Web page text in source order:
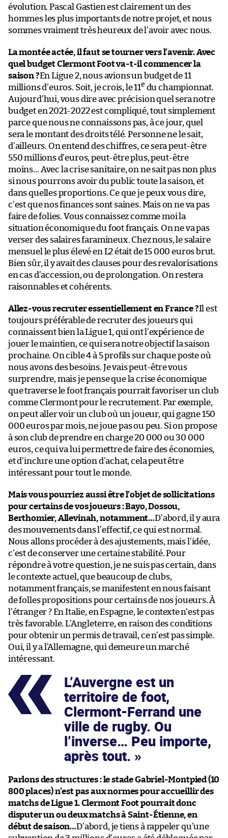
évolution. Pascal Gastien est clairement un des
hommes les plus importants de notre projet, et nous
sommes vraiment très heureux de l’avoir avec nous.
La montée actée, il faut se tourner vers l’avenir. Avec
quel budget Clermont Foot va-t-il commencer la
saison ?En Ligue 2, nous avions un budget de 11
millions d’euros. Soit, je crois, le 11e du championnat.
Aujourd’hui, vous dire avec précision quel sera notre
budget en 2021-2022 est compliqué, tout simplement
parce que nous ne connaissons pas, à ce jour, quel
sera le montant des droits télé. Personne ne le sait,
d’ailleurs. On entend des chiffres, ce sera peut-être
550 millions d’euros, peut-être plus, peut-être
moins… Avec la crise sanitaire, on ne sait pas non plus
si nous pourrons avoir du public toute la saison, et
dans quelles proportions. Ce que je peux vous dire,
c’est que nos finances sont saines. Mais on ne va pas
faire de folies. Vous connaissez comme moi la
situation économique du foot français. On ne va pas
verser des salaires faramineux. Chez nous, le salaire
mensuel le plus élevé en L2 était de 15 000 euros brut.
Bien sûr, il y avait des clauses pour des revalorisations
en cas d’accession, ou de prolongation. On restera
raisonnables et cohérents.
Allez-vous recruter essentiellement en France ?Il est
toujours préférable de recruter des joueurs qui
connaissent bien la Ligue 1, qui ont l’expérience de
jouer le maintien, ce qui sera notre objectif la saison
prochaine. On cible 4 à 5 profils sur chaque poste où
nous avons des besoins. Je vais peut-être vous
surprendre, mais je pense que la crise économique
que traverse le foot français pourrait favoriser un club
comme Clermont pour le recrutement. Par exemple,
on peut aller voir un club où un joueur, qui gagne 150
000 euros par mois, ne joue pas ou peu. Si on propose
à son club de prendre en charge 20 000 ou 30 000
euros, ce qui va lui permettre de faire des économies,
et d’inclure une option d’achat, cela peut être
intéressant pour tout le monde.
Mais vous pourriez aussi être l’objet de sollicitations
pour certains de vos joueurs : Bayo, Dossou,
Berthomier, Allevinah, notamment…D’abord, il y aura
des mouvements dans l’effectif, ce qui est normal.
Nous allons procéder à des ajustements, mais l’idée,
c’est de conserver une certaine stabilité. Pour
répondre à votre question, je ne suis pas certain, dans
le contexte actuel, que beaucoup de clubs,
notamment français, se manifestent en nous faisant
de folles propositions pour certains de nos joueurs. À
l’étranger ? En Italie, en Espagne, le contexte n’est pas
très favorable. L’Angleterre, en raison des conditions
pour obtenir un permis de travail, ce n’est pas simple.
Oui, il y a l’Allemagne, qui demeure un marché
intéressant.
L’Auvergne est un
territoire de foot,
Clermont-Ferrand une
ville de rugby. Ou
l’inverse… Peu importe,
après tout.
Parlons des structures : le stade Gabriel-Montpied (10
800 places) n’est pas aux normes pour accueillir des
matchs de Ligue 1. Clermont Foot pourrait donc
disputer un ou deux matchs à Saint-Étienne, en
début de saison…D’abord, je tiens à rappeler qu’une